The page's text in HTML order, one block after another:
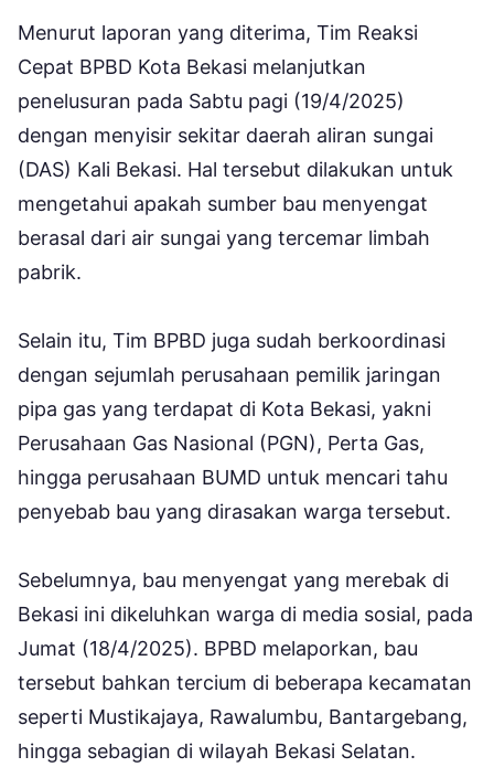
Menurut laporan yang diterima, Tim Reaksi
Cepat BPBD Kota Bekasi melanjutkan
penelusuran pada Sabtu pagi (19/4/2025)
dengan menyisir sekitar daerah aliran sungai
(DAS) Kali Bekasi. Hal tersebut dilakukan untuk
mengetahui apakah sumber bau menyengat
berasal dari air sungai yang tercemar limbah
pabrik.
Selain itu, Tim BPBD juga sudah berkoordinasi
dengan sejumlah perusahaan pemilik jaringan
pipa gas yang terdapat di Kota Bekasi, yakni
Perusahaan Gas Nasional (PGN), Perta Gas,
hingga perusahaan BUMD untuk mencari tahu
penyebab bau yang dirasakan warga tersebut.
Sebelumnya, bau menyengat yang merebak di
Bekasi ini dikeluhkan warga di media sosial, pada
Jumat (18/4/2025). BPBD melaporkan, bau
tersebut bahkan tercium di beberapa kecamatan
seperti Mustikajaya, Rawalumbu, Bantargebang,
hingga sebagian di wilayah Bekasi Selatan.